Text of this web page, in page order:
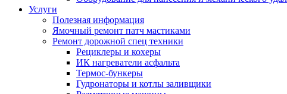
Услуги
Полезная информация
Ямочный ремонт патч мастиками
Ремонт дорожной спец техники
Рециклеры и кохеры
ИК нагреватели асфальта
Термос-бункеры
Гудронаторы и котлы заливщики